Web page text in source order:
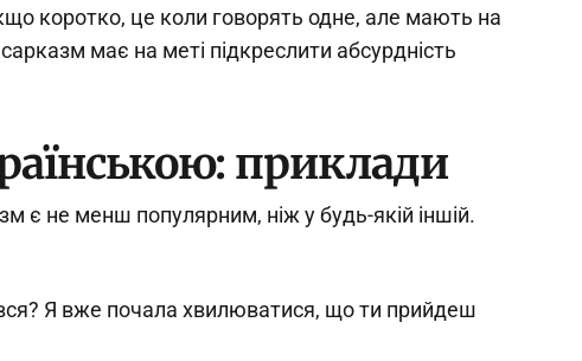
коротко, це коли говорять одне, але мають на
має на меті підкреслити абсурдність
приклади
є не менш популярним, ніж у будь-якій іншій.
Я вже почала хвилюватися, що ти прийдеш